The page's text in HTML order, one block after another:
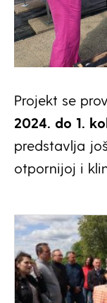
Projekt se
2024. do 1.
predstavlja
otpornijoj i